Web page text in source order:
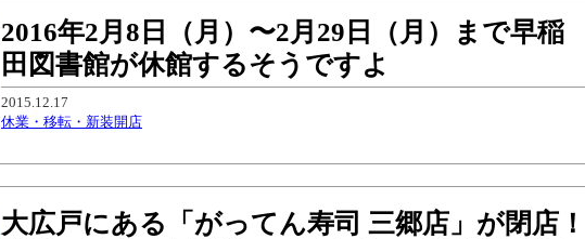
2016年2月8日（月）〜2月29日（月）まで早稲
田図書館が休館するそうですよ
2015.12.17
休業・移転・新装開店
大広戸にある「がってん寿司 三郷店」が閉店！